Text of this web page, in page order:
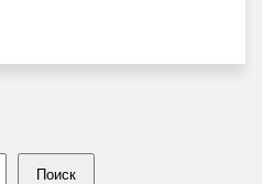
Поиск